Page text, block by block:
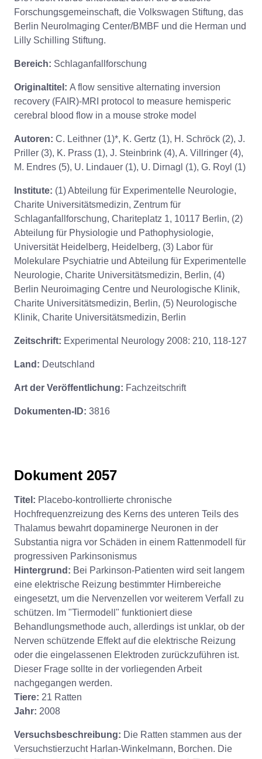
Forschungsgemeinschaft, die Volkswagen Stiftung, das
Berlin NeuroImaging Center/BMBF und die Herman und
Lilly Schilling Stiftung.
Bereich: Schlaganfallforschung
Originaltitel: A flow sensitive alternating inversion
recovery (FAIR)-MRI protocol to measure hemisperic
cerebral blood flow in a mouse stroke model
Autoren: C. Leithner (1)*, K. Gertz (1), H. Schröck (2), J.
Priller (3), K. Prass (1), J. Steinbrink (4), A. Villringer (4),
M. Endres (5), U. Lindauer (1), U. Dirnagl (1), G. Royl (1)
Institute: (1) Abteilung für Experimentelle Neurologie,
Charite Universitätsmedizin, Zentrum für
Schlaganfallforschung, Chariteplatz 1, 10117 Berlin, (2)
Abteilung für Physiologie und Pathophysiologie,
Universität Heidelberg, Heidelberg, (3) Labor für
Molekulare Psychiatrie und Abteilung für Experimentelle
Neurologie, Charite Universitätsmedizin, Berlin, (4)
Berlin Neuroimaging Centre und Neurologische Klinik,
Charite Universitätsmedizin, Berlin, (5) Neurologische
Klinik, Charite Universitätsmedizin, Berlin
Zeitschrift: Experimental Neurology 2008: 210, 118-127
Land: Deutschland
Art der Veröffentlichung: Fachzeitschrift
Dokumenten-ID: 3816
Dokument 2057
Titel: Placebo-kontrollierte chronische
Hochfrequenzreizung des Kerns des unteren Teils des
Thalamus bewahrt dopaminerge Neuronen in der
Substantia nigra vor Schäden in einem Rattenmodell für
progressiven Parkinsonismus
Hintergrund: Bei Parkinson-Patienten wird seit langem
eine elektrische Reizung bestimmter Hirnbereiche
eingesetzt, um die Nervenzellen vor weiterem Verfall zu
schützen. Im "Tiermodell" funktioniert diese
Behandlungsmethode auch, allerdings ist unklar, ob der
Nerven schützende Effekt auf die elektrische Reizung
oder die eingelassenen Elektroden zurückzuführen ist.
Dieser Frage sollte in der vorliegenden Arbeit
nachgegangen werden.
Tiere: 21 Ratten
Jahr: 2008
Versuchsbeschreibung: Die Ratten stammen aus der
Versuchstierzucht Harlan-Winkelmann, Borchen. Die